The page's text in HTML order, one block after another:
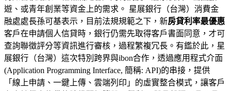
遊、或青年創業等資金上的需求。 星展銀行（台灣）消費金
融處處長孫可基表示，目前法規規範之下，新房貸利率最優惠
客戶在申請個人信貸時，銀行仍需先取得客戶書面同意，才可
查詢聯徵評分等資訊進行審核，過程繁複冗長。有鑑於此，星
展銀行（台灣）這次特別跨界與ibon合作，透過應用程式介面
(Application Programming Interface, 簡稱: API)的串接，提供
「線上申請、一鍵上傳、雲端列印」的虛實整合模式，讓客戶